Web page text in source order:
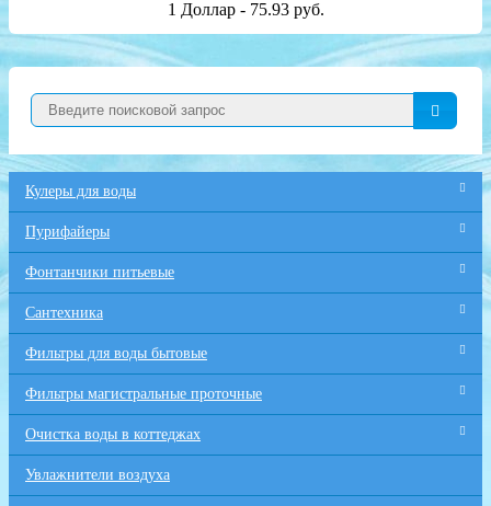
1 Доллар - 75.93 руб.
Кулеры для воды
Пурифайеры
Фонтанчики питьевые
Сантехника
Фильтры для воды бытовые
Фильтры магистральные проточные
Очистка воды в коттеджах
Увлажнители воздуха